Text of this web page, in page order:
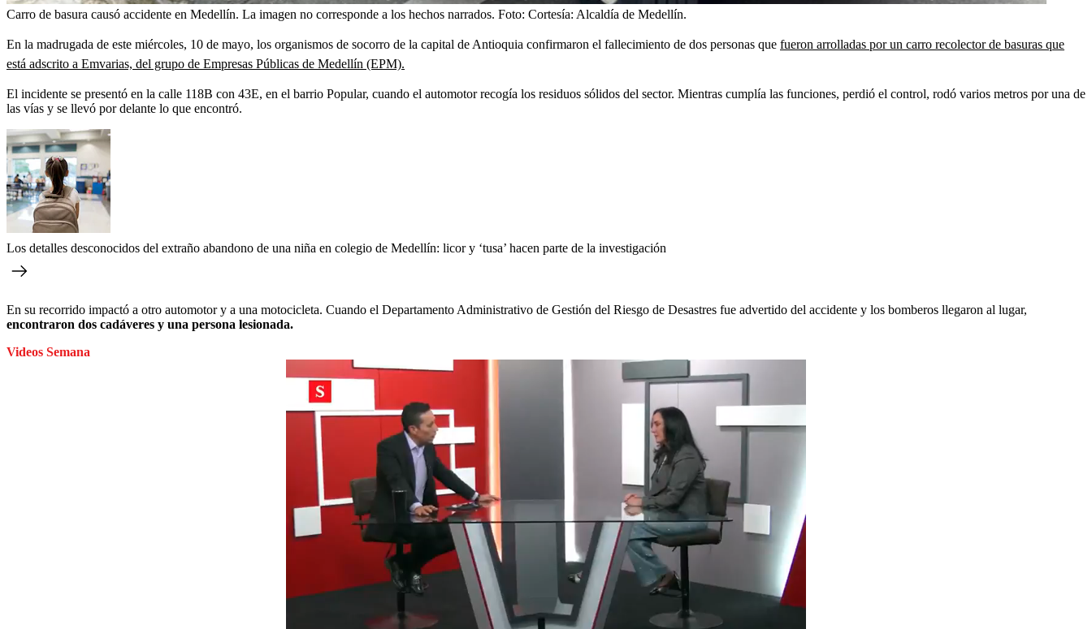
Carro de basura causó accidente en Medellín. La imagen no corresponde a los hechos narrados. Foto: Cortesía: Alcaldía de Medellín.
En la madrugada de este miércoles, 10 de mayo, los organismos de socorro de la capital de Antioquia confirmaron el fallecimiento de dos personas que fueron arrolladas por un carro recolector de basuras que
está adscrito a Emvarias, del grupo de Empresas Públicas de Medellín (EPM).
El incidente se presentó en la calle 118B con 43E, en el barrio Popular, cuando el automotor recogía los residuos sólidos del sector. Mientras cumplía las funciones, perdió el control, rodó varios metros por una de
las vías y se llevó por delante lo que encontró.
Los detalles desconocidos del extraño abandono de una niña en colegio de Medellín: licor y ‘tusa’ hacen parte de la investigación
En su recorrido impactó a otro automotor y a una motocicleta. Cuando el Departamento Administrativo de Gestión del Riesgo de Desastres fue advertido del accidente y los bomberos llegaron al lugar,
encontraron dos cadáveres y una persona lesionada.
Videos Semana